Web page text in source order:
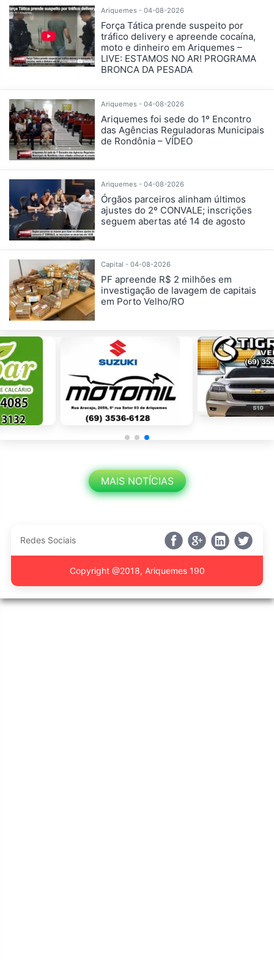
Ariquemes - 04-08-2026
Força Tática prende suspeito por
tráfico delivery e apreende cocaína,
moto e dinheiro em Ariquemes –
LIVE: ESTAMOS NO AR! PROGRAMA
BRONCA DA PESADA
Ariquemes - 04-08-2026
Ariquemes foi sede do 1º Encontro
das Agências Reguladoras Municipais
de Rondônia – VÍDEO
Ariquemes - 04-08-2026
Órgãos parceiros alinham últimos
ajustes do 2º CONVALE; inscrições
seguem abertas até 14 de agosto
Capital - 04-08-2026
PF apreende R$ 2 milhões em
investigação de lavagem de capitais
em Porto Velho/RO
MAIS NOTÍCIAS
Redes Sociais
Copyright @2018, Ariquemes 190